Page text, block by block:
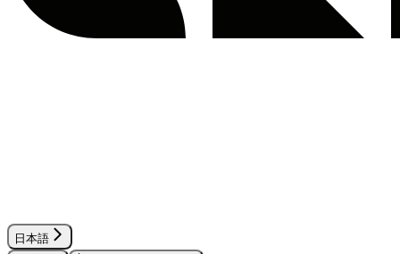
日本語